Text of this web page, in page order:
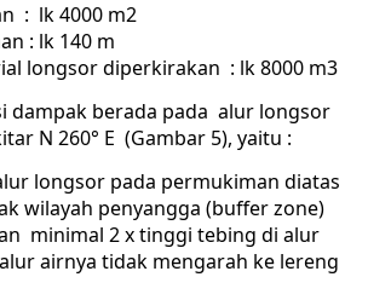
: lk 4000 m2
: lk 140 m
longsor diperkirakan : lk 8000 m3
dampak berada pada alur longsor
N 260° E (Gambar 5), yaitu :
longsor pada permukiman diatas
wilayah penyangga (buffer zone)
minimal 2 x tinggi tebing di alur
airnya tidak mengarah ke lereng